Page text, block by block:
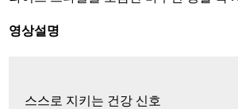
영상설명
스스로 지키는 건강 신호